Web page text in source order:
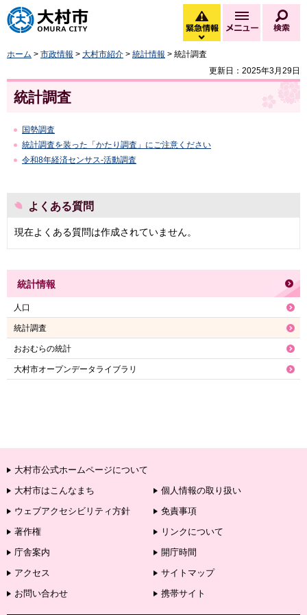
大村市
緊急情報
緊急情報を開く
メニュー
ホーム > 市政情報 > 大村市紹介 > 統計情報 > 統計調査
更新日：2025年3月29日
統計調査
国勢調査
統計調査を装った「かたり調査」にご注意ください
令和8年経済センサス-活動調査
よくある質問
現在よくある質問は作成されていません。
統計情報
人口
統計調査
おおむらの統計
大村市オープンデータライブラリ
大村市公式ホームページについて
大村市はこんなまち
個人情報の取り扱い
ウェブアクセシビリティ方針
免責事項
著作権
リンクについて
庁舎案内
開庁時間
アクセス
サイトマップ
お問い合わせ
携帯サイト